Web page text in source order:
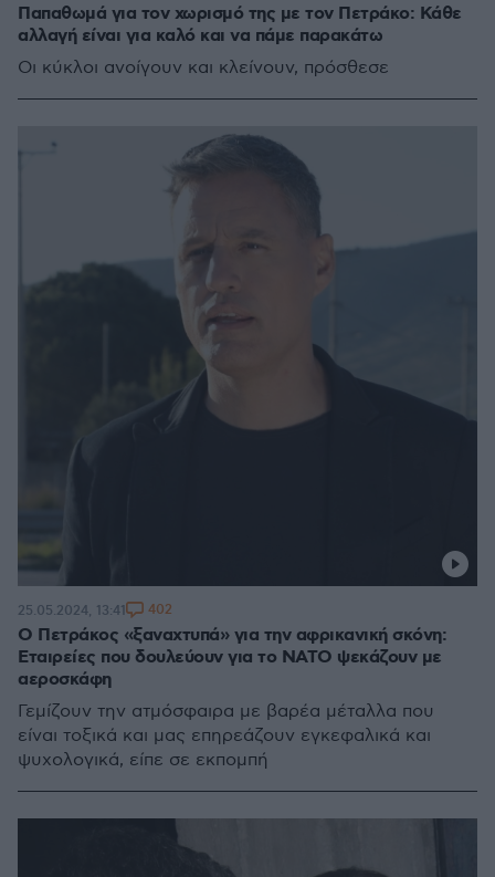
Παπαθωμά για τον χωρισμό της με τον Πετράκο: Κάθε
αλλαγή είναι για καλό και να πάμε παρακάτω
Οι κύκλοι ανοίγουν και κλείνουν, πρόσθεσε
Ο Πετράκος «ξαναχτυπά» για την αφρικανική σκόνη:
Εταιρείες που δουλεύουν για το ΝΑΤΟ ψεκάζουν με
αεροσκάφη
Γεμίζουν την ατμόσφαιρα με βαρέα μέταλλα που
είναι τοξικά και μας επηρεάζουν εγκεφαλικά και
ψυχολογικά, είπε σε εκπομπή
25.05.2024, 13:41 402